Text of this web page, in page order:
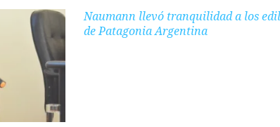
Naumann llevó tranquilidad a los
de Patagonia Argentina